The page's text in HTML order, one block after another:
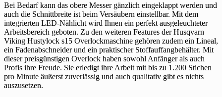
Bei Bedarf kann das obere Messer gänzlich eingeklappt werden und
auch die Schnittbreite ist beim Versäubern einstellbar. Mit dem
integrierten LED-Nählicht wird Ihnen ein perfekt ausgeleuchteter
Arbeitsbereich geboten. Zu den weiteren Features der Husqvarn
Viking Hustylock s15 Overlockmaschine gehören zudem ein Lineal,
ein Fadenabschneider und ein praktischer Stoffauffangbehälter. Mit
dieser preisgünstigen Overlock haben sowohl Anfänger als auch
Profis ihre Freude. Sie erledigt ihre Arbeit mit bis zu 1.200 Stichen
pro Minute äußerst zuverlässig und auch qualitativ gibt es nichts
auszusetzen.